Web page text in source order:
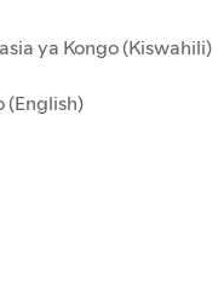
ya Kongo (Kiswahili)
(English)